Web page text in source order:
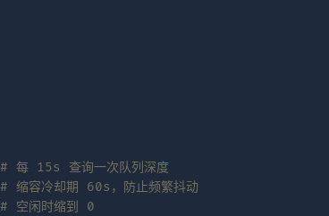
# 每 15s 查询一次队列深度
# 缩容冷却期 60s，防止频繁抖动
# 空闲时缩到 0